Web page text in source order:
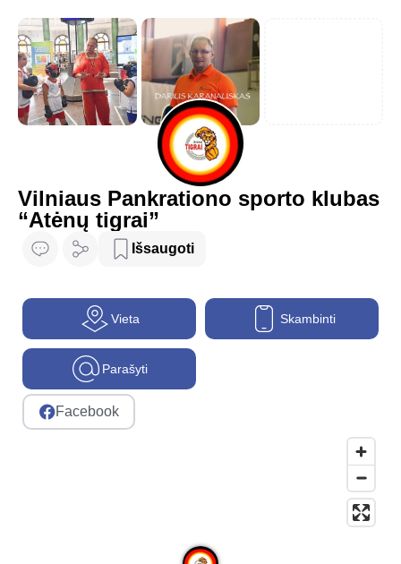
Vilniaus Pankrationo sporto klubas
“Atėnų tigrai”
Išsaugoti
Vieta Skambinti
Parašyti
Facebook